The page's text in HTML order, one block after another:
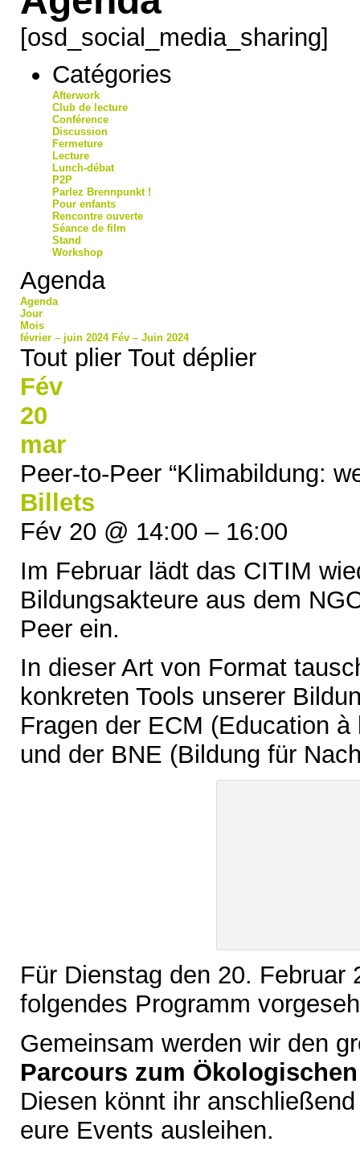
[osd_social_media_sharing]
Catégories
Afterwork
Club de lecture
Conférence
Discussion
Fermeture
Lecture
Lunch-débat
P2P
Parlez Brennpunkt !
Pour enfants
Rencontre ouverte
Séance de film
Stand
Workshop
Agenda
Agenda
Jour
Mois
février – juin 2024 Fév – Juin 2024
Tout plier Tout déplier
Fév
20
mar
Peer-to-Peer “Klimabildung:
Billets
Fév 20 @ 14:00 – 16:00
Im Februar lädt das CITIM
Bildungsakteure aus dem
Peer ein.
In dieser Art von Format
konkreten Tools unserer
Fragen der ECM (Education
und der BNE (Bildung für
Für Dienstag den 20. Februar
folgendes Programm
Gemeinsam werden wir den
Parcours zum
Diesen könnt ihr
eure Events ausleihen.